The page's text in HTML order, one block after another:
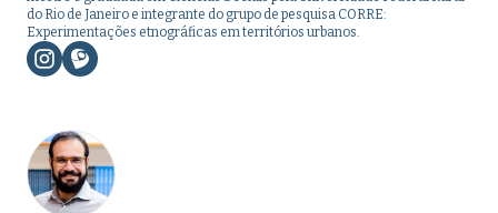
do Rio de Janeiro e integrante do grupo de pesquisa CORRE:
Experimentações etnográficas em territórios urbanos.